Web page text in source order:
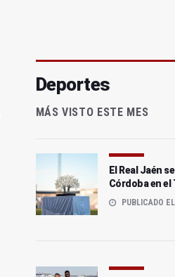
Deportes
MÁS VISTO ESTE MES
El Real Jaén
Córdoba en el
PUBLICADO